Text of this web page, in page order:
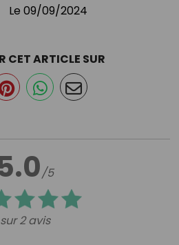
Le 09/09/2024
/5
sur 2 avis
CET ARTICLE SUR